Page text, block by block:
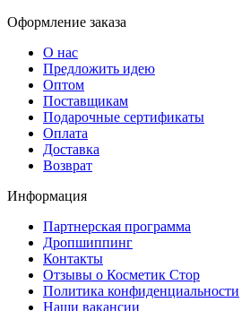
Оформление заказа
О нас
Предложить идею
Оптом
Поставщикам
Подарочные сертификаты
Оплата
Доставка
Возврат
Информация
Партнерская программа
Дропшиппинг
Контакты
Отзывы о Косметик Стор
Политика конфиденциальности
Наши вакансии